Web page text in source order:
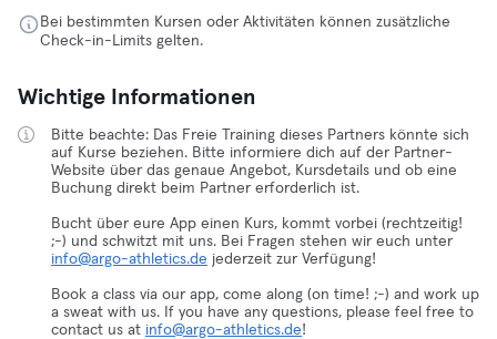
Bei bestimmten Kursen oder Aktivitäten können zusätzliche
Check-in-Limits gelten.
Wichtige Informationen
Bitte beachte: Das Freie Training dieses Partners könnte sich
auf Kurse beziehen. Bitte informiere dich auf der Partner-
Website über das genaue Angebot, Kursdetails und ob eine
Buchung direkt beim Partner erforderlich ist.
Bucht über eure App einen Kurs, kommt vorbei (rechtzeitig!
;-) und schwitzt mit uns. Bei Fragen stehen wir euch unter
info@argo-athletics.de jederzeit zur Verfügung!
Book a class via our app, come along (on time! ;-) and work up
a sweat with us. If you have any questions, please feel free to
contact us at info@argo-athletics.de!